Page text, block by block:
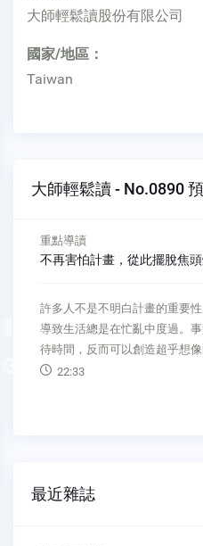
大師輕鬆讀股份有限公司
國家/地區：
Taiwan
大師輕鬆讀 - No.0890
Previous
重點導讀
不再害怕計畫，從此擺脫焦
許多人不是不明白計畫的重要
導致生活總是在忙亂中度過。
待時間，反而可以創造超乎想像
22:33
最近雜誌